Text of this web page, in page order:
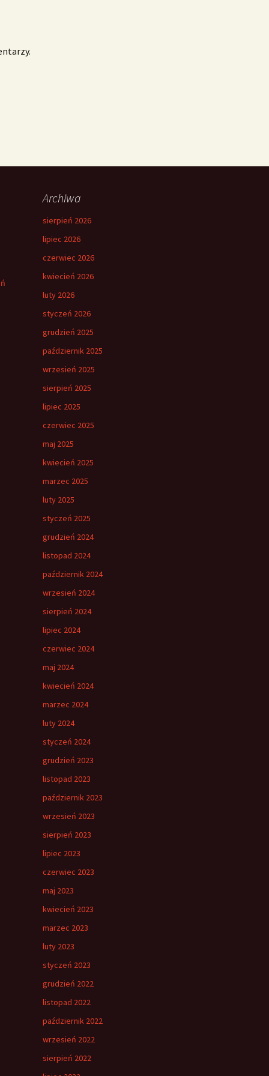
Archiwa
sierpień 2026
lipiec 2026
czerwiec 2026
kwiecień 2026
luty 2026
styczeń 2026
grudzień 2025
październik 2025
wrzesień 2025
sierpień 2025
lipiec 2025
czerwiec 2025
maj 2025
kwiecień 2025
marzec 2025
luty 2025
styczeń 2025
grudzień 2024
listopad 2024
październik 2024
wrzesień 2024
sierpień 2024
lipiec 2024
czerwiec 2024
maj 2024
kwiecień 2024
marzec 2024
luty 2024
styczeń 2024
grudzień 2023
listopad 2023
październik 2023
wrzesień 2023
sierpień 2023
lipiec 2023
czerwiec 2023
maj 2023
kwiecień 2023
marzec 2023
luty 2023
styczeń 2023
grudzień 2022
listopad 2022
październik 2022
wrzesień 2022
sierpień 2022